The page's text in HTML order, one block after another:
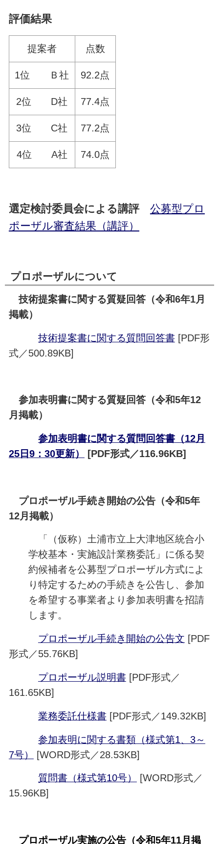
評価結果
提案者 点数
1位 Ｂ社 92.2点
2位 D社 77.4点
3位 C社 77.2点
4位 A社 74.0点
選定検討委員会による講評
公募型プロ
ポーザル審査結果（講評）
プロポーザルについて
技術提案書に関する質疑回答（令和6年1月
掲載）
技術提案書に関する質問回答書[PDF形
式／500.89KB]
参加表明書に関する質疑回答（令和5年12
月掲載）
参加表明書に関する質問回答書（12月
25日9：30更新）
[PDF形式／116.96KB]
プロポーザル手続き開始の公告（令和5年
12月掲載）
「（仮称）土浦市立上大津地区統合小
学校基本・実施設計業務委託」に係る契
約候補者を公募型プロポーザル方式によ
り特定するための手続きを公告し、参加
を希望する事業者より参加表明書を招請
します。
プロポーザル手続き開始の公告文 [PDF
形式／55.76KB]
プロポーザル説明書[PDF形式／
161.65KB]
業務委託仕様書[PDF形式／149.32KB]
参加表明に関する書類（様式第1、3～
7号）
[WORD形式／28.53KB]
質問書（様式第10号）
[WORD形式／
15.96KB]
プロポーザル実施の公告（令和5年11月掲